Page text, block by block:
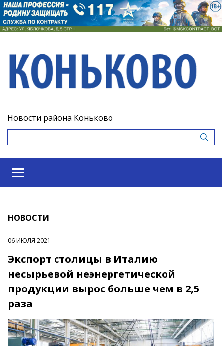
Новости района Коньково
НОВОСТИ
06 ИЮЛЯ 2021
Экспорт столицы в Италию
несырьевой неэнергетической
продукции вырос больше чем в 2,5
раза